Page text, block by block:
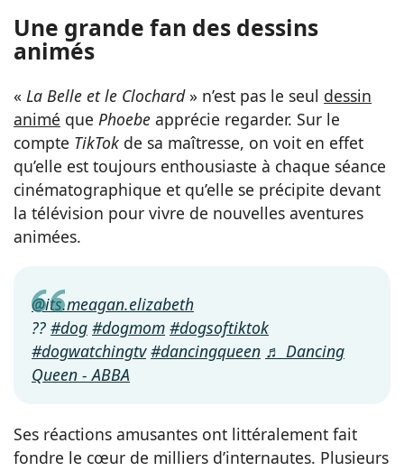
Une grande fan des dessins
animés
« La Belle et le Clochard » n’est pas le seul dessin
animé que Phoebe apprécie regarder. Sur le
compte TikTok de sa maîtresse, on voit en effet
qu’elle est toujours enthousiaste à chaque séance
cinématographique et qu’elle se précipite devant
la télévision pour vivre de nouvelles aventures
animées.
@its.meagan.elizabeth
?? #dog #dogmom #dogsoftiktok
#dogwatchingtv #dancingqueen ♬ Dancing
Queen - ABBA
Ses réactions amusantes ont littéralement fait
fondre le cœur de milliers d’internautes. Plusieurs